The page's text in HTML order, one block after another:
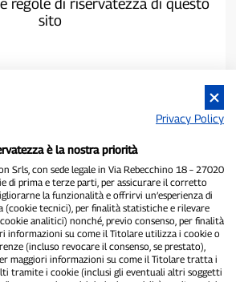
regole di riservatezza di questo
sito
Testata Giornalistica indipendente
1/2021 del 1/2/2021 - Tribunale di Pavia
editore:66communication Srls- P.IVA
02798890188
Privacy Policy
è la nostra priorità
Srls, con sede legale in Via Rebecchino 18 – 27020
di prima e terze parti, per assicurare il corretto
la funzionalità e offrirvi un’esperienza di
(cookie tecnici), per finalità statistiche e rilevare
analitici) nonché, previo consenso, per finalità
informazioni su come il Titolare utilizza i cookie o
(incluso revocare il consenso, se prestato),
maggiori informazioni su come il Titolare tratta i
tramite i cookie (inclusi gli eventuali altri soggetti